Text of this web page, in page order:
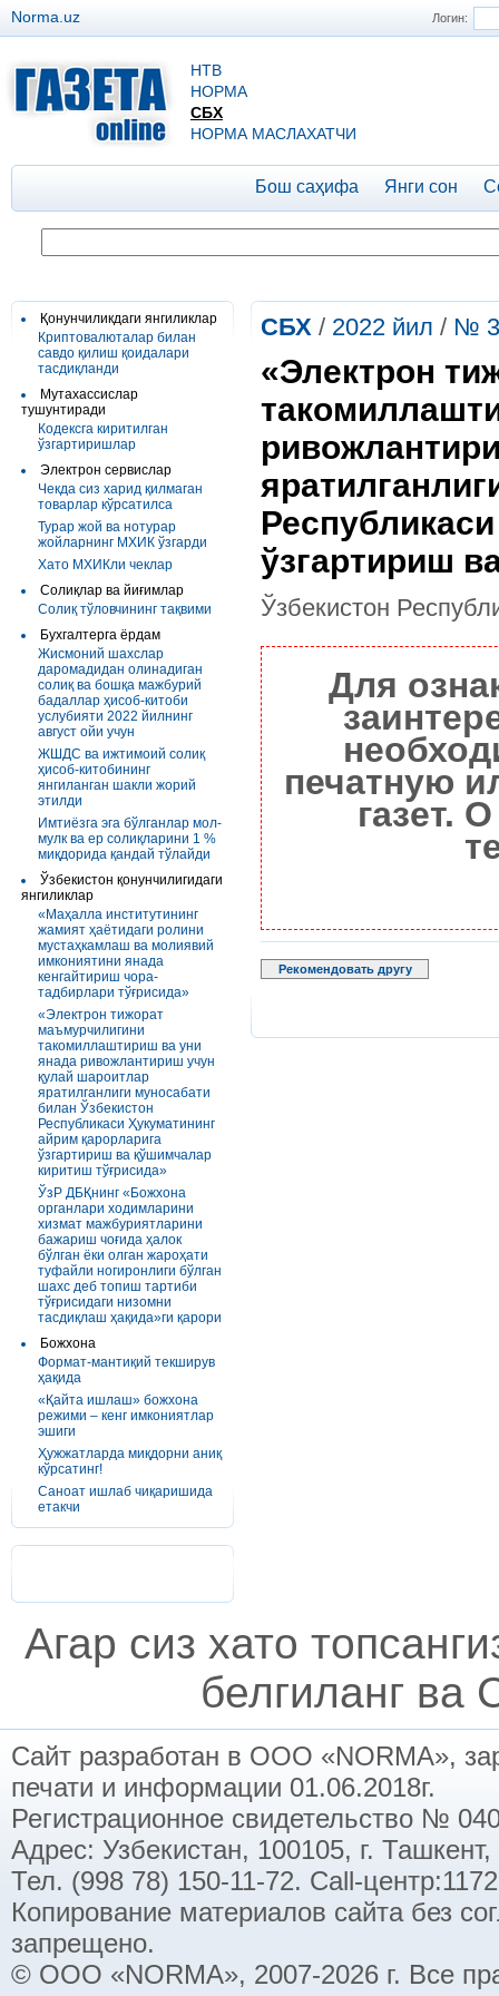
Логин:
Norma.uz
НТВ
НОРМА
СБХ
НОРМА МАСЛАХАТЧИ
Бош саҳифа Янги сон
Қонунчиликдаги янгиликлар
Криптовалюталар билан
савдо қилиш қоидалари
тасдиқланди
Мутахассислар
тушунтиради
Кодексга киритилган
ўзгартиришлар
Электрон сервислар
Чекда сиз харид қилмаган
товарлар кўрсатилса
Турар жой ва нотурар
жойларнинг МХИК ўзгарди
Хато МХИКли чеклар
Солиқлар ва йиғимлар
Солиқ тўловчининг тақвими
Бухгалтерга ёрдам
Жисмоний шахслар
даромадидан олинадиган
солиқ ва бошқа мажбурий
бадаллар ҳисоб-китоби
услубияти 2022 йилнинг
август ойи учун
ЖШДС ва ижтимоий солиқ
ҳисоб-китобининг
янгиланган шакли жорий
этилди
Имтиёзга эга бўлганлар мол-
мулк ва ер солиқларини 1 %
миқдорида қандай тўлайди
Ўзбекистон қонунчилигидаги
янгиликлар
«Маҳалла институтининг
жамият ҳаётидаги ролини
мустаҳкамлаш ва молиявий
имкониятини янада
кенгайтириш чора-
тадбирлари тўғрисида»
«Электрон тижорат
маъмурчилигини
такомиллаштириш ва уни
янада ривожлантириш учун
қулай шароитлар
яратилганлиги муносабати
билан Ўзбекистон
Республикаси Ҳукуматининг
айрим қарорларига
ўзгартириш ва қўшимчалар
киритиш тўғрисида»
ЎзР ДБҚнинг «Божхона
органлари ходимларини
хизмат мажбуриятларини
бажариш чоғида ҳалок
бўлган ёки олган жароҳати
туфайли ногиронлиги бўлган
шахс деб топиш тартиби
тўғрисидаги низомни
тасдиқлаш ҳақида»ги қарори
Божхона
Формат-мантиқий текширув
ҳақида
«Қайта ишлаш» божхона
режими – кенг имкониятлар
эшиги
Ҳужжатларда миқдорни аниқ
кўрсатинг!
Саноат ишлаб чиқаришида
етакчи
СБХ / 2022 йил / №
«Электрон
ўзгартириш
Ўзбекистон
Для
печатную
газет.
Рекомендовать другу
Агар сиз хато
белгиланг ва
Сайт разработан в ООО «NORMA»,
печати и информации 01.06.2018г.
Регистрационное свидетельство №
Адрес: Узбекистан, 100105, г.
Тел. (998 78) 150-11-72. Call-
Копирование материалов сайта без
запрещено.
© ООО «NORMA», 2007-2026 г. Все